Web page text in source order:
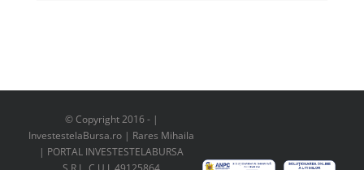
© Copyright 2016 - |
InvestestelaBursa.ro | Rares Mihaila
| PORTAL INVESTESTELABURSA